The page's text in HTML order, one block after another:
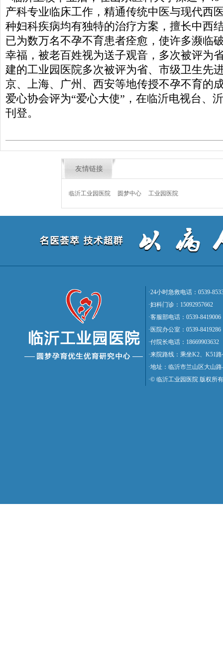
产科专业临床工作，精通传统中医与现代西
种妇科疾病均有独特的治疗方案，擅长中西
已为数万名不孕不育患者痊愈，使许多濒临
幸福，被老百姓视为送子观音，多次被评为
建的工业园医院多次被评为省、市级卫生先
京、上海、广州、西安等地传授不孕不育的
爱心协会评为“爱心大使”，在临沂电视台、
刊登。
友情链接
临沂工业园医院 圆梦中心 工业园医院
·24小时急救电话：0539-
·妇科门诊：15092957662
·客服部电话：0539-8419006
·医院办公室：0539-8419286
·付院长电话：18669903632
·来院路线：乘坐K2、K51
·地址：临沂市兰山区大山
·© 临沂工业园医院 版权所